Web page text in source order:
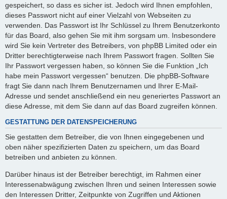
gespeichert, so dass es sicher ist. Jedoch wird Ihnen empfohlen,
dieses Passwort nicht auf einer Vielzahl von Webseiten zu
verwenden. Das Passwort ist Ihr Schlüssel zu Ihrem Benutzerkonto
für das Board, also gehen Sie mit ihm sorgsam um. Insbesondere
wird Sie kein Vertreter des Betreibers, von phpBB Limited oder ein
Dritter berechtigterweise nach Ihrem Passwort fragen. Sollten Sie
Ihr Passwort vergessen haben, so können Sie die Funktion „Ich
habe mein Passwort vergessen“ benutzen. Die phpBB-Software
fragt Sie dann nach Ihrem Benutzernamen und Ihrer E-Mail-
Adresse und sendet anschließend ein neu generiertes Passwort an
diese Adresse, mit dem Sie dann auf das Board zugreifen können.
GESTATTUNG DER DATENSPEICHERUNG
Sie gestatten dem Betreiber, die von Ihnen eingegebenen und
oben näher spezifizierten Daten zu speichern, um das Board
betreiben und anbieten zu können.
Darüber hinaus ist der Betreiber berechtigt, im Rahmen einer
Interessenabwägung zwischen Ihren und seinen Interessen sowie
den Interessen Dritter, Zeitpunkte von Zugriffen und Aktionen